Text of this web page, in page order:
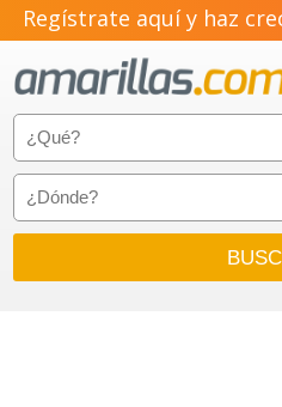
Regístrate aquí y haz